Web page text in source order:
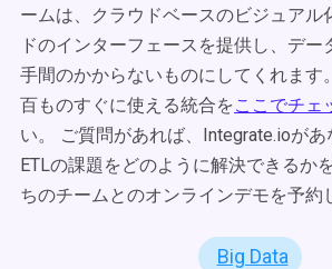
ームは、クラウドベースのビジュアル
ドのインターフェースを提供し、デー
手間のかからないものにしてくれます
百ものすぐに使える統合をここでチェ
い。 ご質問があれば、Integrate.ioが
ETLの課題をどのように解決できるか
ちのチームとのオンラインデモを予約
Big Data